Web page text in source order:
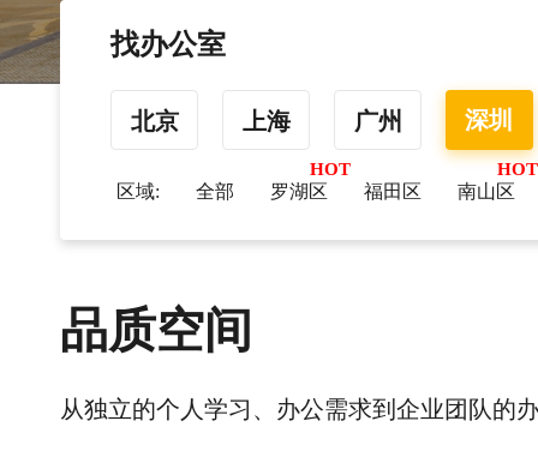
找办公室
北京 上海 广州 深圳
区域: 全部 罗湖区 福田区 南山区
品质空间
从独立的个人学习、办公需求到企业团队的